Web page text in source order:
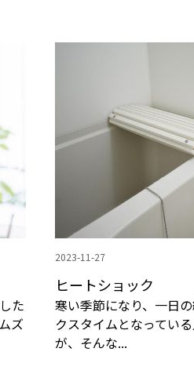
た
ズ
2023-11-27
ヒートショック
寒い季節になり、一日
クスタイムとなってい
が、そんな...